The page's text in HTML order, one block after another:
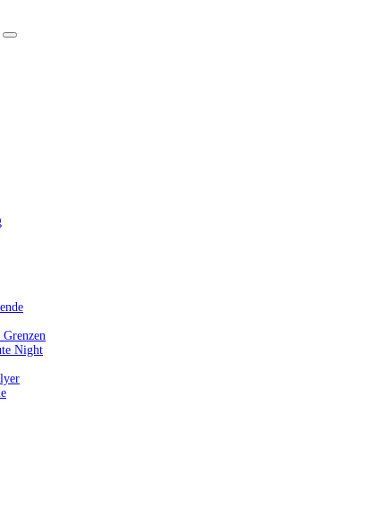
Grenzen
Night